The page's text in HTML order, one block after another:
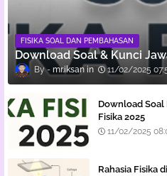
FISIKA SOAL DAN PEMBAHASAN
Download Soal & Kunci
mr.iksan 11/02/2025
Download Soal
Fisika 2025
11/02/2025
Rahasia Fisika